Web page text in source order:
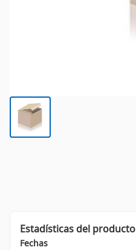
Estadísticas del producto
Fechas